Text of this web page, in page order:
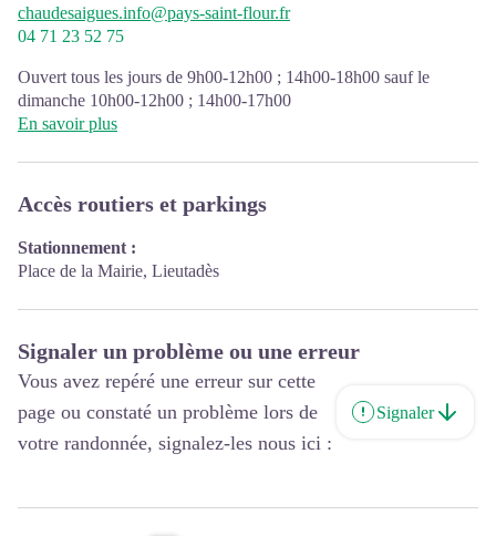
chaudesaigues.info@pays-saint-flour.fr
04 71 23 52 75
Ouvert tous les jours de 9h00-12h00 ; 14h00-18h00 sauf le
dimanche 10h00-12h00 ; 14h00-17h00
En savoir plus
Accès routiers et parkings
Stationnement :
Place de la Mairie, Lieutadès
Signaler un problème ou une erreur
Vous avez repéré une erreur sur cette
page ou constaté un problème lors de
votre randonnée, signalez-les nous ici :
Signaler